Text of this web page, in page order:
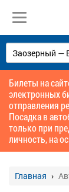
Билеты на
электронных
отправления
Посадка в
только при
личность, на
Главная